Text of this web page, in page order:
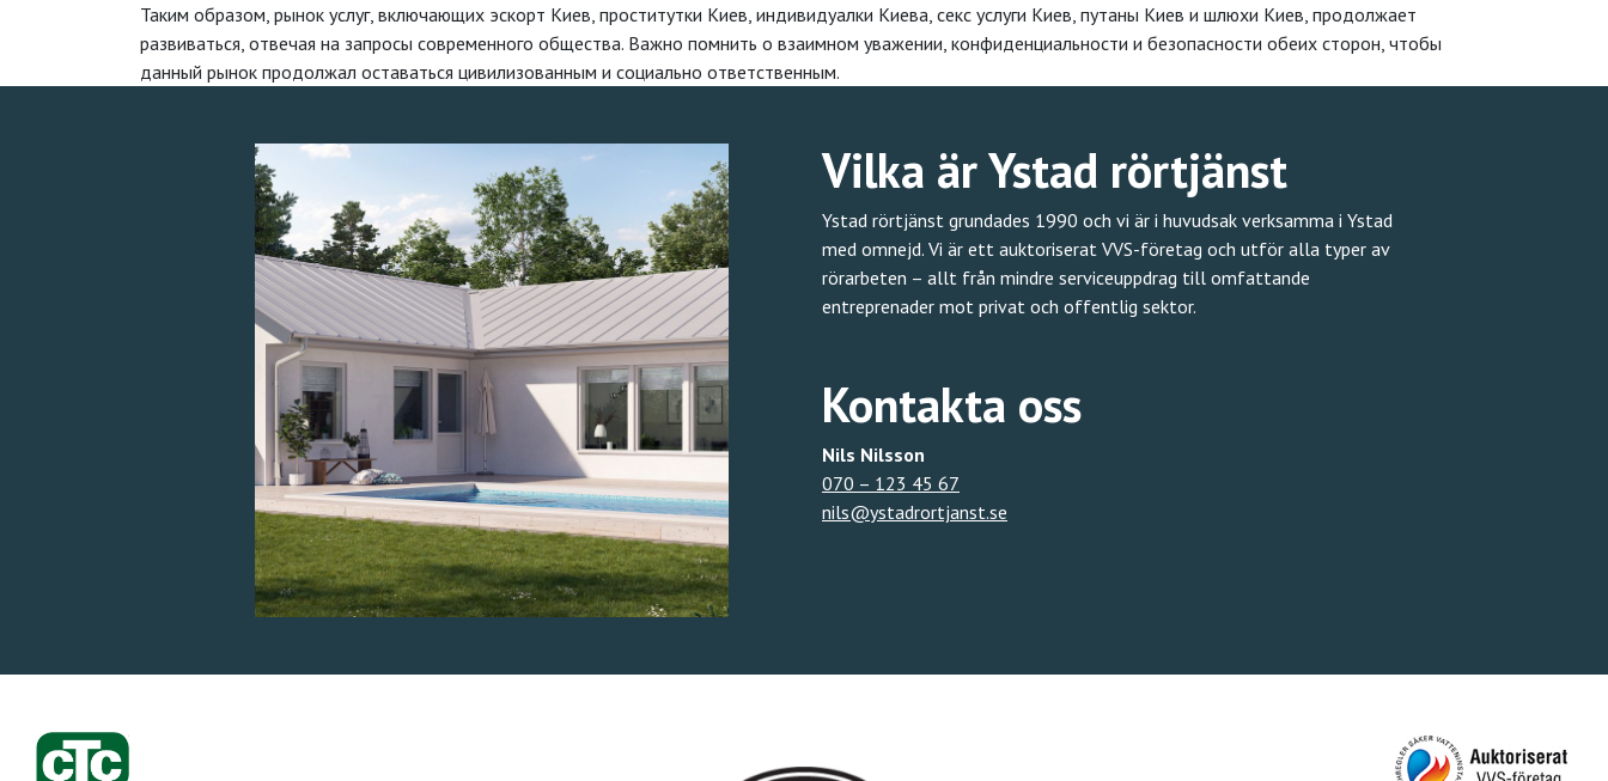
Таким образом, рынок услуг, включающих эскорт Киев, проститутки Киев, индивидуалки Киева, секс услуги Киев, путаны Киев и шлюхи Киев, продолжает
развиваться, отвечая на запросы современного общества. Важно помнить о взаимном уважении, конфиденциальности и безопасности обеих сторон, чтобы
данный рынок продолжал оставаться цивилизованным и социально ответственным.
Vilka är Ystad rörtjänst
Ystad rörtjänst grundades 1990 och vi är i huvudsak verksamma i Ystad
med omnejd. Vi är ett auktoriserat VVS-företag och utför alla typer av
rörarbeten – allt från mindre serviceuppdrag till omfattande
entreprenader mot privat och offentlig sektor.
Kontakta oss
Nils Nilsson
070 – 123 45 67
nils@ystadrortjanst.se